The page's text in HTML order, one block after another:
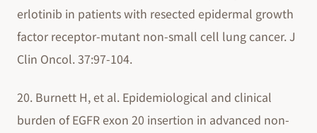
erlotinib in patients with resected epidermal growth
factor receptor-mutant non-small cell lung cancer. J
Clin Oncol. 37:97-104.
20. Burnett H, et al. Epidemiological and clinical
burden of EGFR exon 20 insertion in advanced non-